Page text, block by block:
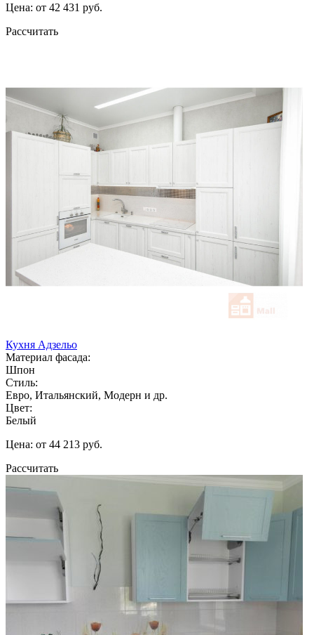
Цена: от 42 431 руб.
Рассчитать
Кухня Адзельо
Материал фасада:
Шпон
Стиль:
Евро, Итальянский, Модерн и др.
Цвет:
Белый
Цена: от 44 213 руб.
Рассчитать